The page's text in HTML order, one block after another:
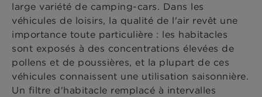
large variété de camping-cars. Dans les
véhicules de loisirs, la qualité de l'air revêt une
importance toute particulière : les habitacles
sont exposés à des concentrations élevées de
pollens et de poussières, et la plupart de ces
véhicules connaissent une utilisation saisonnière.
Un filtre d'habitacle remplacé à intervalles